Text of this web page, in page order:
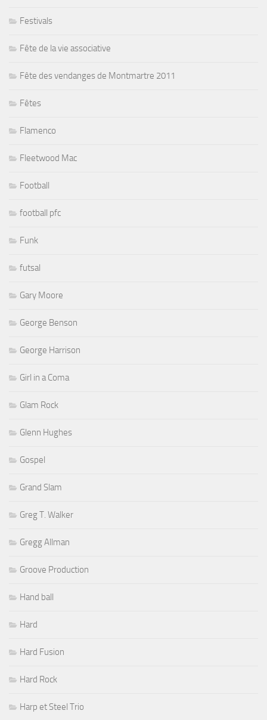
Festivals
Fête de la vie associative
Fête des vendanges de Montmartre 2011
Fêtes
Flamenco
Fleetwood Mac
Football
football pfc
Funk
futsal
Gary Moore
George Benson
George Harrison
Girl in a Coma
Glam Rock
Glenn Hughes
Gospel
Grand Slam
Greg T. Walker
Gregg Allman
Groove Production
Hand ball
Hard
Hard Fusion
Hard Rock
Harp et Steel Trio